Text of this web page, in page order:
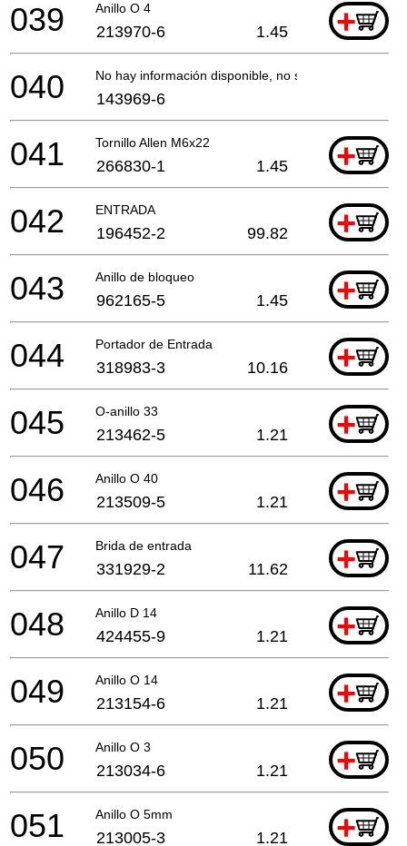
Anillo O 4 +
039 213970-6 1.45
No hay información disponible, no se puede pedir
040 143969-6
Tornillo Allen M6x22 +
041 266830-1 1.45
ENTRADA +
042 196452-2 99.82
Anillo de bloqueo +
043 962165-5 1.45
Portador de Entrada +
044 318983-3 10.16
O-anillo 33 +
045 213462-5 1.21
Anillo O 40 +
046 213509-5 1.21
Brida de entrada +
047 331929-2 11.62
Anillo D 14 +
048 424455-9 1.21
Anillo O 14 +
049 213154-6 1.21
Anillo O 3 +
050 213034-6 1.21
Anillo O 5mm +
051 213005-3 1.21